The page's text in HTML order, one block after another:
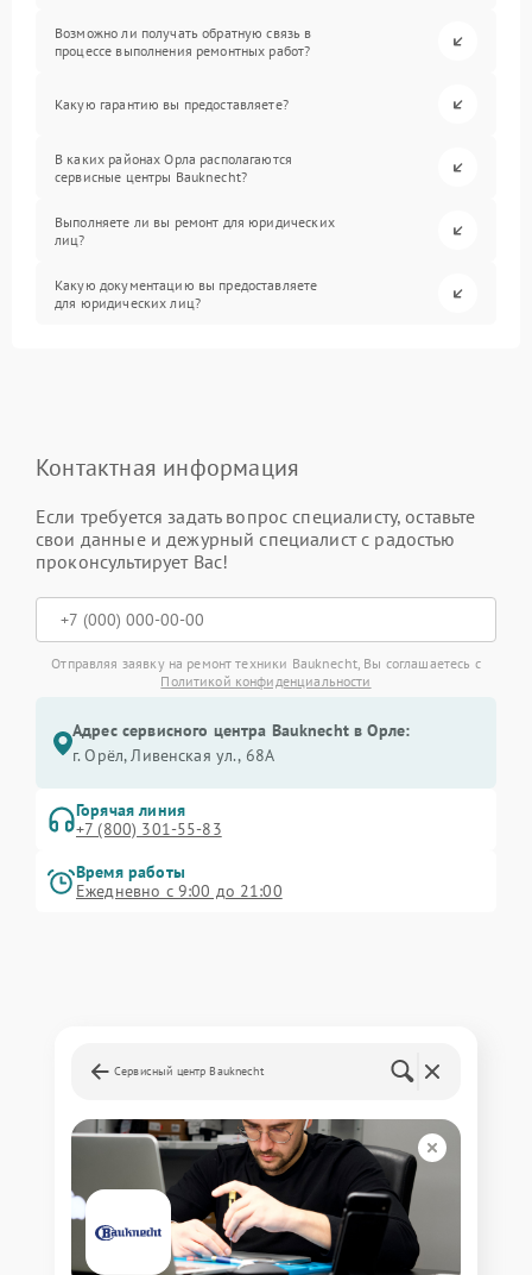
Возможно ли получать обратную связь в
процессе выполнения ремонтных работ?
Какую гарантию вы предоставляете?
В каких районах Орла располагаются
сервисные центры Bauknecht?
Выполняете ли вы ремонт для юридических
лиц?
Какую документацию вы предоставляете
для юридических лиц?
Контактная информация
Если требуется задать вопрос специалисту, оставьте
свои данные и дежурный специалист с радостью
проконсультирует Вас!
Отправляя заявку на ремонт техники Bauknecht, Вы соглашаетесь с
Политикой конфиденциальности
Адрес сервисного центра Bauknecht в Орле:
г. Орёл, Ливенская ул., 68А
Горячая линия
+7 (800) 301-55-83
Время работы
Ежедневно с 9:00 до 21:00
Сервисный центр Bauknecht